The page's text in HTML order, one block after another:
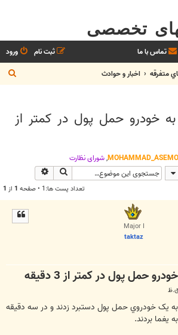
تخصصی
تماس با ما ورود
ثبت نام
متفرقه اخبار و حوادث
س
خودرو حمل پول در کمتر از
,شوراي نظارت
جستجو
تعداد پست ها:1 • صفحه 1 از 1
Major I
taktaz
حمل پول در کمتر از 3 دقيقه
يک خودروي حمل پول دستبرد زدند و در سه دقيقه